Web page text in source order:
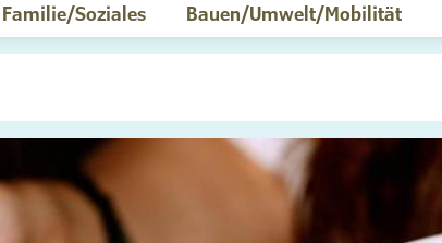
Familie/Soziales Bauen/Umwelt/Mobilität